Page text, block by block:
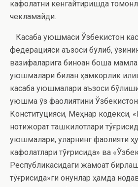
кафолатни кенгайтиришда
чекламайди.
Касаба уюшмаси Ўзбекистон
федерацияси аъзоси бўлиб,
вазифаларига биноан бошқа
уюшмалари билан ҳамкорлик
касаба уюшмалари аъзоси
уюшма ўз фаолиятини
Конституцияси, Меҳнар кодекси,
нотижорат ташкилотлари
уюшмалари, уларнинг фаолияти
кафолатлари тўғрисида» ва
Республикасидаги жамоат
тўғрисида»ги қонунлар ҳамда